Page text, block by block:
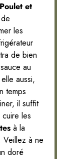
et
les
de bien
au
aussi,
temps
il suffit
les
à la
à ne
doré